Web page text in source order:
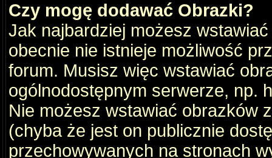
Czy mogę dodawać Obrazki?
Jak najbardziej możesz
obecnie nie istnieje możliwość
forum. Musisz więc wstawiać
ogólnodostępnym serwerze, np.
Nie możesz wstawiać obrazków
(chyba że jest on publicznie
przechowywanych na stronach